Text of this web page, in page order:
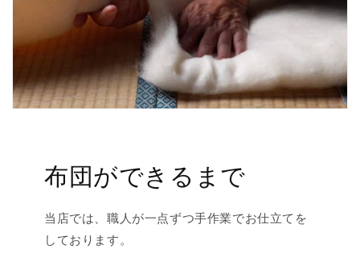
布団ができるまで
当店では、職人が一点ずつ手作業でお仕立てを
しております。